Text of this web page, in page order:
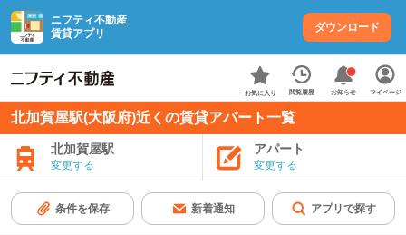
ニフティ不動産
賃貸アプリ
ダウンロード
お気に入り 閲覧履歴 お知らせ マイページ
北加賀屋駅(大阪府)近くの賃貸アパート一覧
北加賀屋駅
変更する
アパート
変更する
条件を保存 新着通知 アプリで探す